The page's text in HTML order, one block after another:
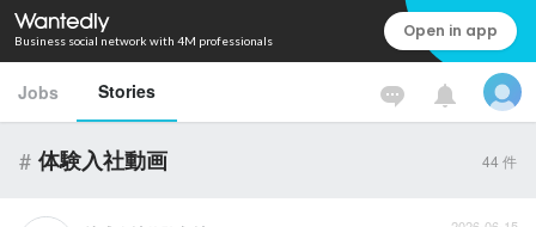
Business social network with 4M professionals Open in app
Jobs Stories
# 体験入社動画 44 件